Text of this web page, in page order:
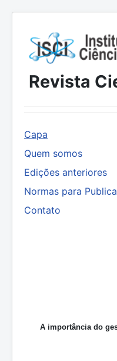
Revista
Capa
Quem somos
Edições anteriores
Normas para
Contato
A importância do